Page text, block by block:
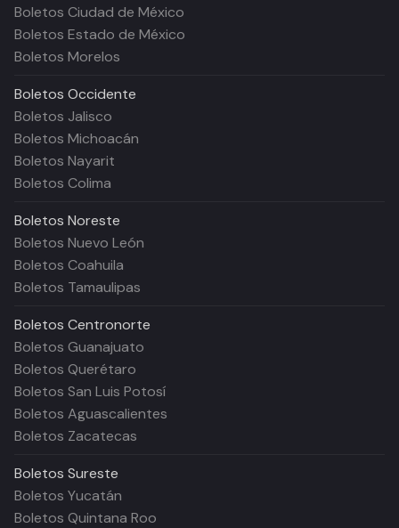
Boletos Ciudad de México
Boletos Estado de México
Boletos Morelos
Boletos Occidente
Boletos Jalisco
Boletos Michoacán
Boletos Nayarit
Boletos Colima
Boletos Noreste
Boletos Nuevo León
Boletos Coahuila
Boletos Tamaulipas
Boletos Centronorte
Boletos Guanajuato
Boletos Querétaro
Boletos San Luis Potosí
Boletos Aguascalientes
Boletos Zacatecas
Boletos Sureste
Boletos Yucatán
Boletos Quintana Roo